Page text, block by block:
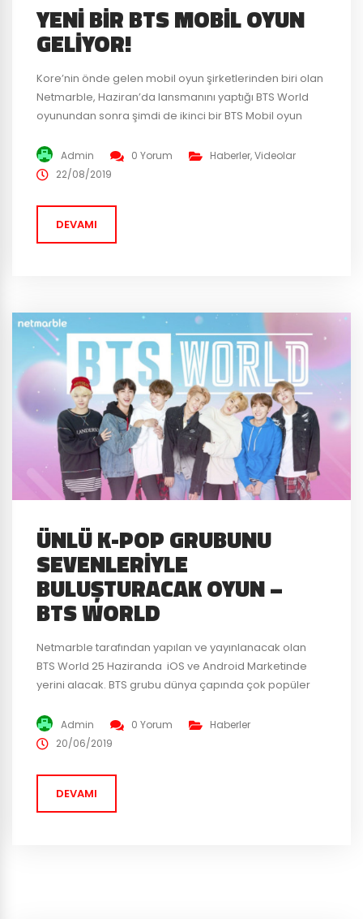
YENI BIR BTS MOBIL OYUN
GELIYOR!
Kore’nin önde gelen mobil oyun şirketlerinden biri olan
Netmarble, Haziran’da lansmanını yaptığı BTS World
oyunundan sonra şimdi de ikinci bir BTS Mobil oyun
Army olacak. Tanıtım videosu ilk önce Big Hit
Entertainment tarafından yayınlandı. Daha sonra
evreninden yepyeni bir mobil oyun için...
Admin 0 Yorum Haberler,Videolar
22/08/2019
DEVAMI
ÜNLÜ K-POP GRUBUNU
SEVENLERIYLE
BULUŞTURACAK OYUN –
BTS WORLD
Netmarble tarafından yapılan ve yayınlanacak olan
BTS World 25 Haziranda iOS ve Android Marketinde
yerini alacak. BTS grubu dünya çapında çok popüler
BTS World oyununun yayınlanması ile grubun yeni
soundtracki duyurulacak. Grup üyelerinin yer aldığı
hazırlandı. Oyunda grubu 2012...
Admin 0 Yorum
Haberler
20/06/2019
DEVAMI